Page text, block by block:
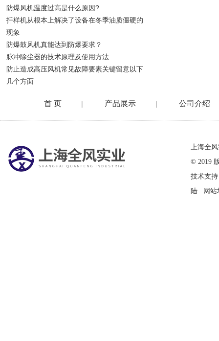
防爆风机温度过高是什么原因?
扦样机从根本上解决了设备在冬季油质僵硬的
现象
防爆鼓风机真能达到防爆要求？
脉冲除尘器的技术原理及使用方法
防止造成高压风机常见故障要素关键留意以下
几个方面
首 页 | 产品展示 | 公司介绍
上海全
© 2019
技术支
陆
网站